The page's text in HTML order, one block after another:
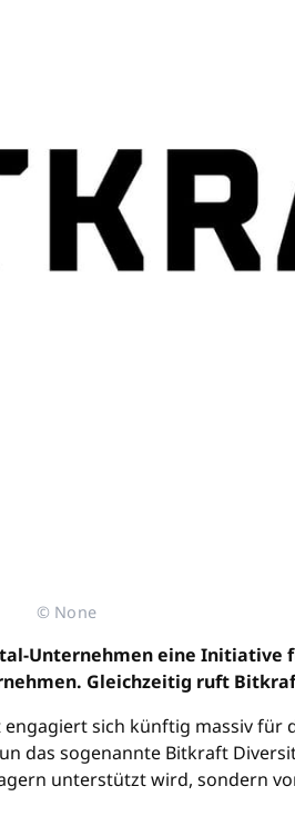
© None
Unternehmen eine
Gleichzeitig ruft
sich künftig massiv für
das sogenannte Bitkraft
unterstützt wird, sondern